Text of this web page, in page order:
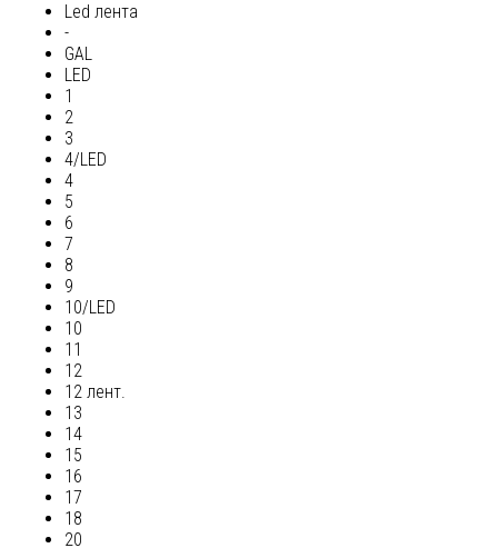
Led лента
-
GAL
LED
1
2
3
4/LED
4
5
6
7
8
9
10/LED
10
11
12
12 лент.
13
14
15
16
17
18
20